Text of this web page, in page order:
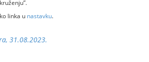
linka u nastavku.
31.08.2023.